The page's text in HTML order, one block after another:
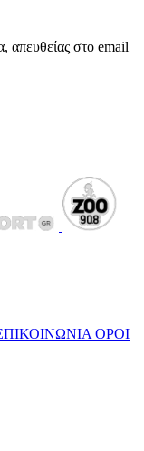
απευθείας στο email
ΟΡΟΙ